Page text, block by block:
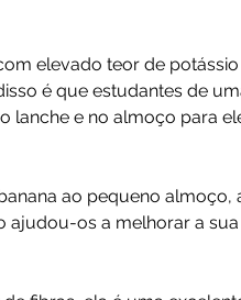
elevado teor de
é que estudantes de
lanche e no almoço para
ao pequeno
ajudou-os a melhorar a